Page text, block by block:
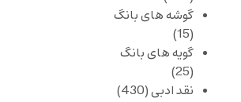
گوشه های بانگ
(15)
گویه های بانگ
(25)
نقد ادبی(430)